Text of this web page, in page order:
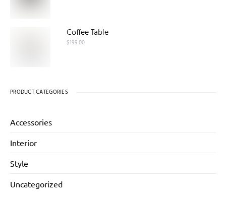
Coffee Table
$199.00
PRODUCT CATEGORIES
Accessories
Interior
Style
Uncategorized